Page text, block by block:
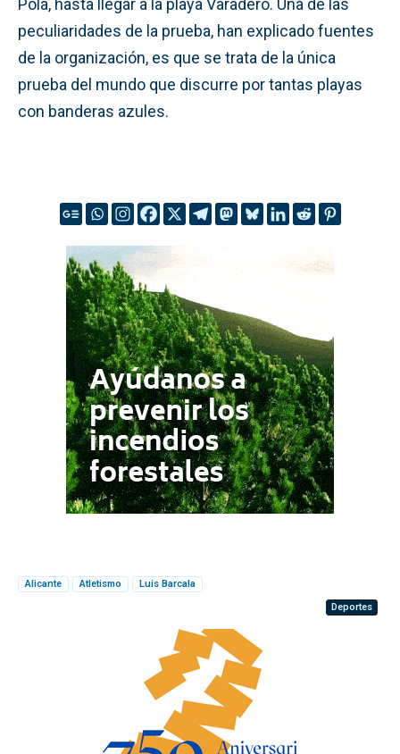
Pola, hasta llegar a la playa Varadero. Una de las
peculiaridades de la prueba, han explicado fuentes
de la organización, es que se trata de la única
prueba del mundo que discurre por tantas playas
con banderas azules.
Alicante Atletismo
Luis Barcala
Deportes